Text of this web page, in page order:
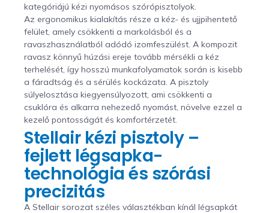
kategóriájú kézi nyomásos szórópisztolyok.
Az ergonomikus kialakítás része a kéz- és ujjpihentető
felület, amely csökkenti a markolásból és a
ravaszhasználatból adódó izomfeszülést. A kompozit
ravasz könnyű húzási ereje tovább mérsékli a kéz
terhelését, így hosszú munkafolyamatok során is kisebb
a fáradtság és a sérülés kockázata. A pisztoly
súlyelosztása kiegyensúlyozott, ami csökkenti a
csuklóra és alkarra nehezedő nyomást, növelve ezzel a
kezelő pontosságát és komfortérzetét.
Stellair kézi pisztoly –
fejlett légsapka-
technológia és szórási
precizitás
A Stellair sorozat széles választékban kínál légsapkát